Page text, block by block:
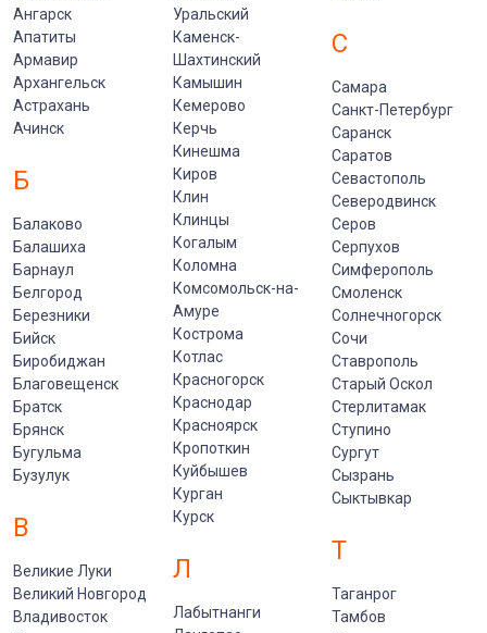
Ангарск
Апатиты
Армавир
Архангельск
Астрахань
Ачинск
Б
Балаково
Балашиха
Барнаул
Белгород
Березники
Бийск
Биробиджан
Благовещенск
Братск
Брянск
Бугульма
Бузулук
В
Великие Луки
Великий Новгород
Владивосток
Уральский
Каменск-
Шахтинский
Камышин
Кемерово
Керчь
Кинешма
Киров
Клин
Клинцы
Когалым
Коломна
Комсомольск-на-
Амуре
Кострома
Котлас
Красногорск
Краснодар
Красноярск
Кропоткин
Куйбышев
Курган
Курск
Л
Лабытнанги
С
Самара
Санкт-Петербург
Саранск
Саратов
Севастополь
Северодвинск
Серов
Серпухов
Симферополь
Смоленск
Солнечногорск
Сочи
Ставрополь
Старый Оскол
Стерлитамак
Ступино
Сургут
Сызрань
Сыктывкар
Т
Таганрог
Тамбов